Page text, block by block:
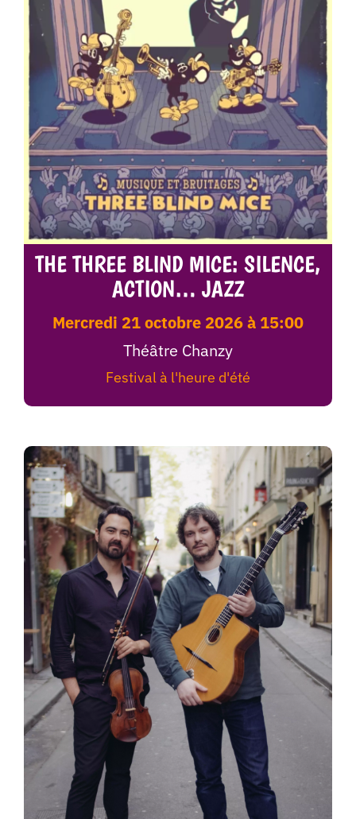
THE THREE BLIND MICE: SILENCE,
ACTION… JAZZ
mercredi 21 octobre 2026 à 15:00
Théâtre Chanzy
Festival à l'heure d'été